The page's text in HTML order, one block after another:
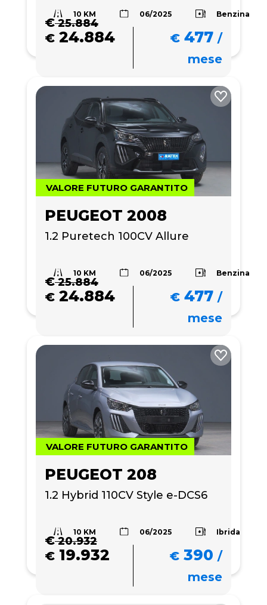
10 KM 06/2025 Benzina
€25.884
€ 24.884 € 477 /
mese
VALORE FUTURO GARANTITO
PEUGEOT 2008
1.2 Puretech 100CV Allure
10 KM 06/2025 Benzina
€25.884
€ 24.884 € 477 /
mese
VALORE FUTURO GARANTITO
PEUGEOT 208
1.2 Hybrid 110CV Style e-DCS6
10 KM 06/2025 Ibrida
€20.932
€ 19.932 € 390 /
mese